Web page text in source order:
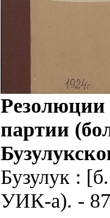
Резолюции
партии
Бузулук :
УИК-а). -